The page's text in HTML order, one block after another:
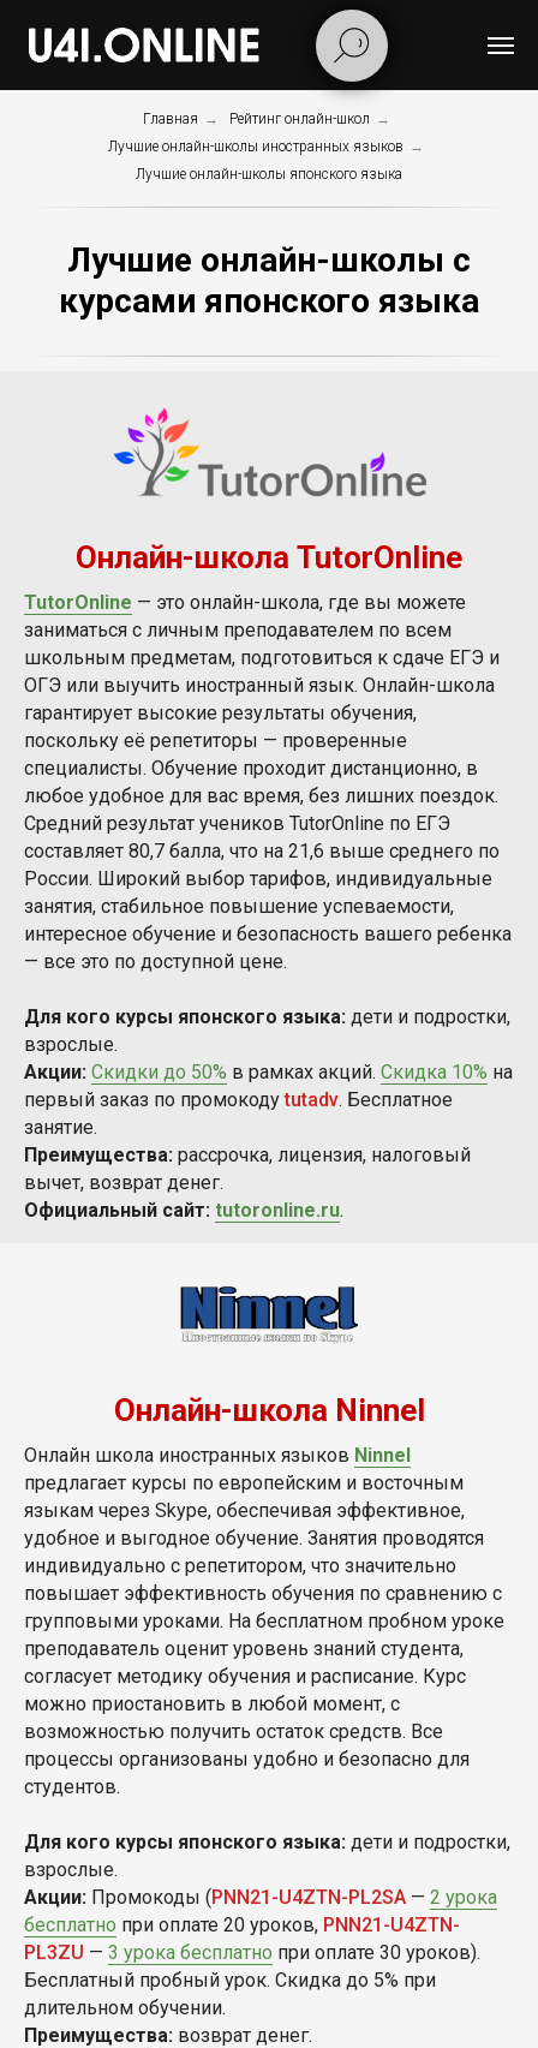
Главная → Рейтинг онлайн-школ →
Лучшие онлайн-школы иностранных языков →
Лучшие онлайн-школы японского языка
Лучшие онлайн-школы с
курсами японского языка
Онлайн-школа TutorOnline
TutorOnline — это онлайн-школа, где вы можете
заниматься с личным преподавателем по всем
школьным предметам, подготовиться к сдаче ЕГЭ и
ОГЭ или выучить иностранный язык. Онлайн-школа
гарантирует высокие результаты обучения,
поскольку её репетиторы — проверенные
специалисты. Обучение проходит дистанционно, в
любое удобное для вас время, без лишних поездок.
Средний результат учеников TutorOnline по ЕГЭ
составляет 80,7 балла, что на 21,6 выше среднего по
России. Широкий выбор тарифов, индивидуальные
занятия, стабильное повышение успеваемости,
интересное обучение и безопасность вашего ребенка
— все это по доступной цене.
Для кого курсы японского языка: дети и подростки,
взрослые.
Акции: Скидки до 50% в рамках акций. Скидка 10% на
первый заказ по промокодуtutadv. Бесплатное
занятие.
Преимущества: рассрочка, лицензия, налоговый
вычет, возврат денег.
Официальный сайт: tutoronline.ru.
Онлайн-школа Ninnel
Онлайн школа иностранных языков Ninnel
предлагает курсы по европейским и восточным
языкам через Skype, обеспечивая эффективное,
удобное и выгодное обучение. Занятия проводятся
индивидуально с репетитором, что значительно
повышает эффективность обучения по сравнению с
групповыми уроками. На бесплатном пробном уроке
преподаватель оценит уровень знаний студента,
согласует методику обучения и расписание. Курс
можно приостановить в любой момент, с
возможностью получить остаток средств. Все
процессы организованы удобно и безопасно для
студентов.
Для кого курсы японского языка: дети и подростки,
взрослые.
Акции: Промокоды (PNN21-U4ZTN-PL2SA — 2 урока
бесплатно при оплате 20 уроков, PNN21-U4ZTN-
PL3ZU — 3 урока бесплатно при оплате 30 уроков).
Бесплатный пробный урок. Скидка до 5% при
длительном обучении.
Преимущества: возврат денег.